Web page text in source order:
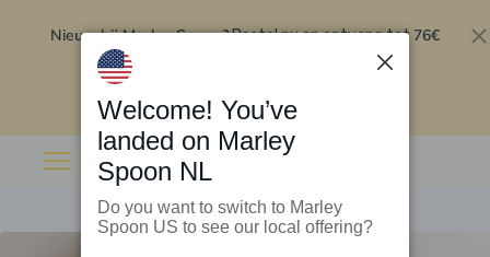
Nieuw bij Marley Spoon?Bestel nu en ontvang tot 76€
Welcome! You’ve
landed on Marley
Spoon NL
Do you want to switch to Marley
Spoon US to see our local offering?